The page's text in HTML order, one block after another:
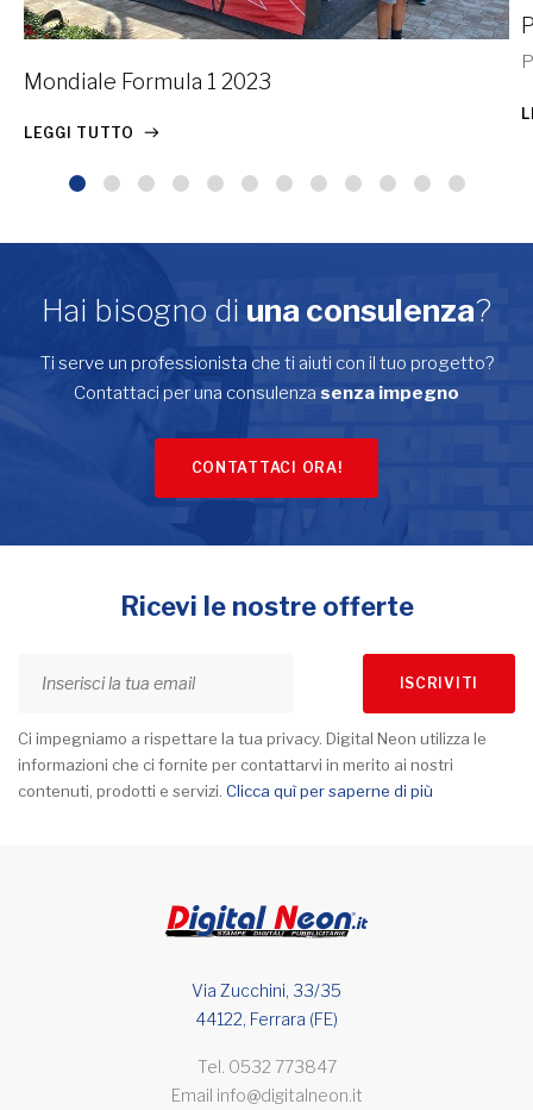
Mondiale Formula 1 2023
LEGGI TUTTO
Hai bisogno di una consulenza?
Ti serve un professionista che ti aiuti con il tuo progetto?
Contattaci per una consulenza senza impegno
CONTATTACI ORA!
Ricevi le nostre offerte
ISCRIVITI
Ci impegniamo a rispettare la tua privacy. Digital Neon utilizza le
informazioni che ci fornite per contattarvi in merito ai nostri
contenuti, prodotti e servizi. Clicca quì per saperne di più
Via Zucchini, 33/35
44122, Ferrara (FE)
Tel. 0532 773847
Email info@digitalneon.it